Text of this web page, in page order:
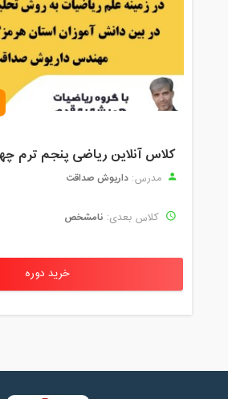
مدرس: داریوش صداقت
کلاس بعدی: نامشخص
خرید دوره